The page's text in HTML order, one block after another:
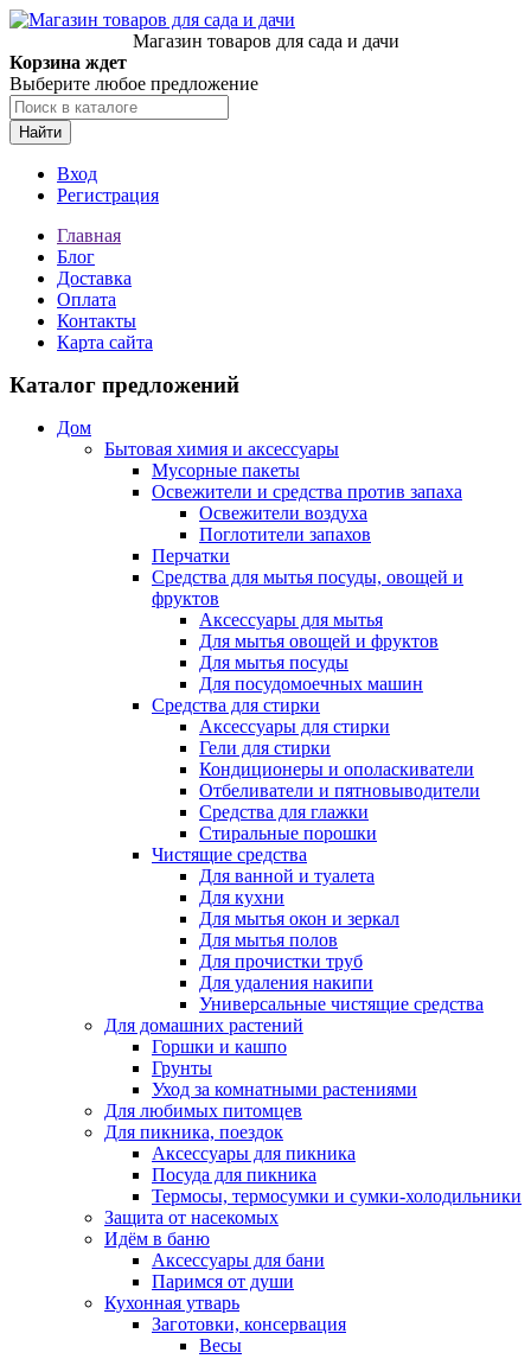
Магазин товаров для сада и дачи
Корзина ждет
Выберите любое предложение
Найти
Вход
Регистрация
Главная
Блог
Доставка
Оплата
Контакты
Карта сайта
Каталог предложений
Дом
Бытовая химия и аксессуары
Мусорные пакеты
Освежители и средства против запаха
Освежители воздуха
Поглотители запахов
Перчатки
Средства для мытья посуды, овощей и
фруктов
Аксессуары для мытья
Для мытья овощей и фруктов
Для мытья посуды
Для посудомоечных машин
Средства для стирки
Аксессуары для стирки
Гели для стирки
Кондиционеры и ополаскиватели
Отбеливатели и пятновыводители
Средства для глажки
Стиральные порошки
Чистящие средства
Для ванной и туалета
Для кухни
Для мытья окон и зеркал
Для мытья полов
Для прочистки труб
Для удаления накипи
Универсальные чистящие средства
Для домашних растений
Горшки и кашпо
Грунты
Уход за комнатными растениями
Для любимых питомцев
Для пикника, поездок
Аксессуары для пикника
Посуда для пикника
Термосы, термосумки и сумки-холодильники
Защита от насекомых
Идём в баню
Аксессуары для бани
Паримся от души
Кухонная утварь
Заготовки, консервация
Весы